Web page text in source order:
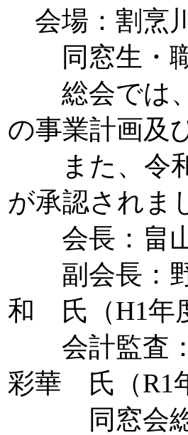
会場：割烹
同窓生・職
総会では、
の事業計画及
また、令和
が承認されま
会長：畠
副会長：
和 氏（H1年
会計監査
彩華 氏（R1
同窓会